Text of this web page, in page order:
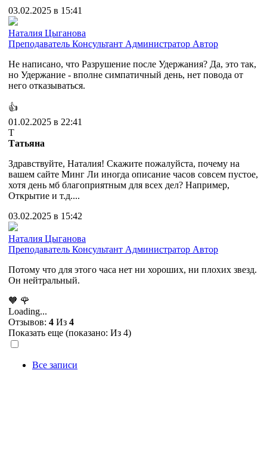
03.02.2025 в 15:41
Наталия Цыганова
Преподаватель Консультант Администратор Автор
Не написано, что Разрушение после Удержания? Да, это так,
но Удержание - вполне симпатичный день, нет повода от
него отказываться.
👍
01.02.2025 в 22:41
Т
Татьяна
Здравствуйте, Наталия! Скажите пожалуйста, почему на
вашем сайте Минг Ли иногда описание часов совсем пустое,
хотя день мб благоприятным для всех дел? Например,
Открытие и т.д....
03.02.2025 в 15:42
Наталия Цыганова
Преподаватель Консультант Администратор Автор
Потому что для этого часа нет ни хороших, ни плохих звезд.
Он нейтральный.
🧡 🌹
Loading...
Отзывов: 4 Из 4
Показать еще (показано: Из 4)
Все записи